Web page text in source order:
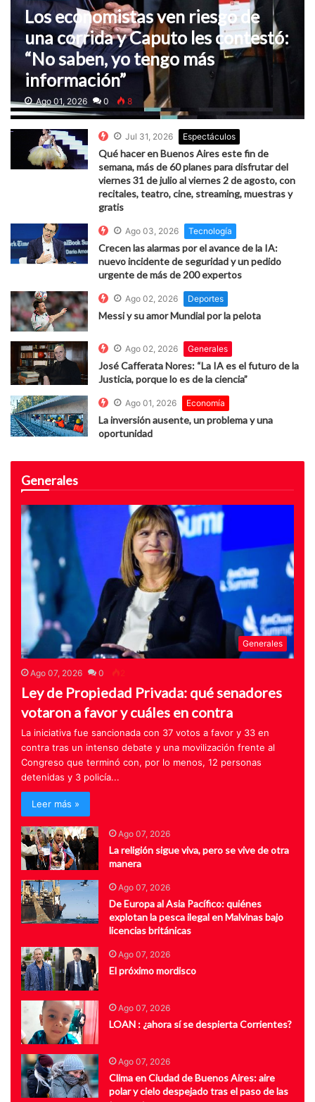
Los economistas ven riesgo de
una corrida y Caputo les contestó:
“No saben, yo tengo más
información”
Ago 01, 2026 0 8
Jul 31, 2026 Espectáculos
Qué hacer en Buenos Aires este fin de
semana, más de 60 planes para disfrutar del
viernes 31 de julio al viernes 2 de agosto, con
recitales, teatro, cine, streaming, muestras y
gratis
Ago 03, 2026 Tecnología
Crecen las alarmas por el avance de la IA:
nuevo incidente de seguridad y un pedido
urgente de más de 200 expertos
Ago 02, 2026 Deportes
Messi y su amor Mundial por la pelota
Ago 02, 2026 Generales
José Cafferata Nores: “La IA es el futuro de la
Justicia, porque lo es de la ciencia”
Ago 01, 2026 Economía
La inversión ausente, un problema y una
oportunidad
Generales
Generales
Ago 07, 2026 0 2
Ley de Propiedad Privada: qué senadores
votaron a favor y cuáles en contra
La iniciativa fue sancionada con 37 votos a favor y 33 en
contra tras un intenso debate y una movilización frente al
Congreso que terminó con, por lo menos, 12 personas
detenidas y 3 policía...
Leer más »
Ago 07, 2026
La religión sigue viva, pero se vive de otra
manera
Ago 07, 2026
De Europa al Asia Pacífico: quiénes
explotan la pesca ilegal en Malvinas bajo
licencias británicas
Ago 07, 2026
El próximo mordisco
Ago 07, 2026
LOAN : ¿ahora sí se despierta Corrientes?
Ago 07, 2026
Clima en Ciudad de Buenos Aires: aire
polar y cielo despejado tras el paso de las